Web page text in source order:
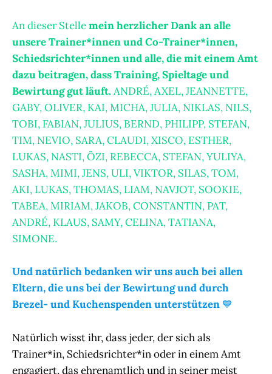
An dieser Stellemein herzlicher Dank an alle
unsere Trainer*innen und Co-Trainer*innen,
Schiedsrichter*innen und alle, die mit einem Amt
dazu beitragen, dass Training, Spieltage und
Bewirtung gut läuft.ANDRÉ, AXEL, JEANNETTE,
GABY, OLIVER, KAI, MICHA, JULIA, NIKLAS, NILS,
TOBI, FABIAN, JULIUS, BERND, PHILIPP, STEFAN,
TIM, NEVIO, SARA, CLAUDI, XISCO, ESTHER,
LUKAS, NASTI, ÖZI, REBECCA, STEFAN, YULIYA,
SASHA, MIMI, JENS, ULI, VIKTOR, SILAS, TOM,
AKI, LUKAS, THOMAS, LIAM, NAVJOT, SOOKIE,
TABEA, MIRIAM, JAKOB, CONSTANTIN, PAT,
ANDRÉ, KLAUS, SAMY, CELINA, TATIANA,
SIMONE.
Und natürlich bedanken wir uns auch bei allen
Eltern, die uns bei der Bewirtung und durch
Brezel- und Kuchenspenden unterstützen 💙
Natürlich wisst ihr, dass jeder, der sich als
Trainer*in, Schiedsrichter*in oder in einem Amt
engagiert, das ehrenamtlich und in seiner meist